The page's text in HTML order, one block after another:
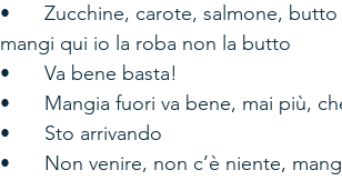
•	Zucchine, carote, salmone, butto tutto vero, non mi avvisi mica sono un mago, tu
mangi qui io la roba non la butto
•	Va bene basta!
•	Mangia fuori va bene, mai più,
•	Sto arrivando
•	Non venire, non c’è niente,